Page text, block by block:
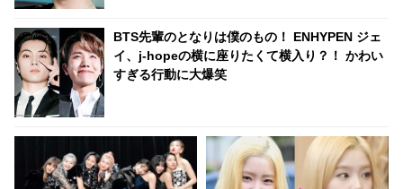
BTS先輩のとなりは僕のもの！ ENHYPEN ジェ
イ、j-hopeの横に座りたくて横入り？！ かわい
すぎる行動に大爆笑